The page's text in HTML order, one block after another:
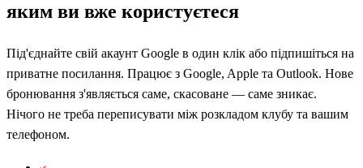
яким ви вже користуєтеся
Під'єднайте свій акаунт Google в один клік або підпишіться на
приватне посилання. Працює з Google, Apple та Outlook. Нове
бронювання з'являється саме, скасоване — саме зникає.
Нічого не треба переписувати між розкладом клубу та вашим
телефоном.